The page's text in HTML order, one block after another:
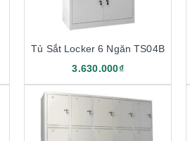
Tủ Sắt Locker 6 Ngăn TS04B
3.630.000₫